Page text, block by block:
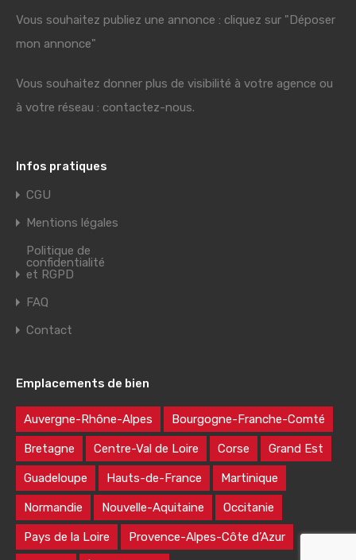
Vous souhaitez publiez une annonce : cliquez sur "Déposer
mon annonce"
Vous souhaitez donner plus de visibilité à votre agence ou
à votre réseau : contactez-nous.
Infos pratiques
CGU
Mentions légales
Politique de
confidentialité
et RGPD
FAQ
Contact
Emplacements de bien
Auvergne-Rhône-Alpes Bourgogne-Franche-Comté
Bretagne Centre-Val de Loire Corse Grand Est
Guadeloupe Hauts-de-France Martinique
Normandie Nouvelle-Aquitaine Occitanie
Pays de la Loire Provence-Alpes-Côte d’Azur